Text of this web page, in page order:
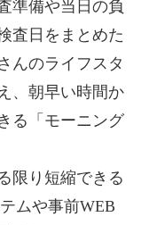
準備や当日の負
査日をまとめた
んのライフスタ
、朝早い時間か
る「モーニング
限り短縮できる
ムや事前WEB